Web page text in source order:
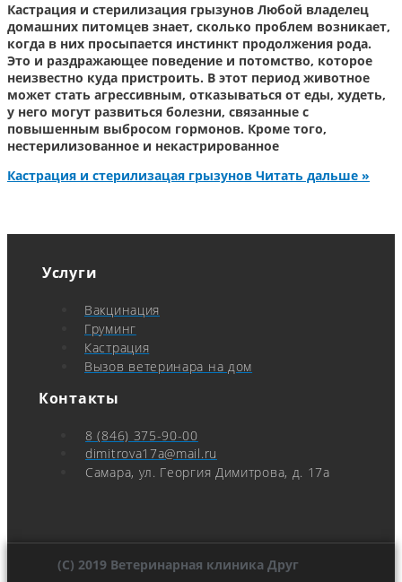
Кастрация и стерилизация грызунов Любой владелец
домашних питомцев знает, сколько проблем возникает,
когда в них просыпается инстинкт продолжения рода.
Это и раздражающее поведение и потомство, которое
неизвестно куда пристроить. В этот период животное
может стать агрессивным, отказываться от еды, худеть,
у него могут развиться болезни, связанные с
повышенным выбросом гормонов. Кроме того,
нестерилизованное и некастрированное
Кастрация и стерилизацая грызунов Читать дальше »
Услуги
Вакцинация
Груминг
Кастрация
Вызов ветеринара на дом
Контакты
8 (846) 375-90-00
dimitrova17a@mail.ru
Самара, ул. Георгия Димитрова, д. 17а
(C) 2019 Ветеринарная клиника Друг